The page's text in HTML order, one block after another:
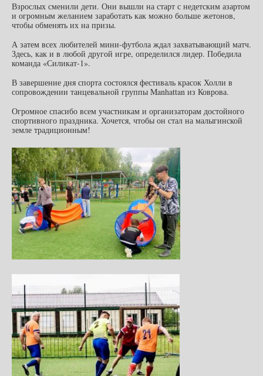
Взрослых сменили дети. Они вышли на старт с недетским азартом
и огромным желанием заработать как можно больше жетонов,
чтобы обменять их на призы.
А затем всех любителей мини-футбола ждал захватывающий матч.
Здесь, как и в любой другой игре, определился лидер. Победила
команда «Силикат-1».
В завершение дня спорта состоялся фестиваль красок Холли в
сопровождении танцевальной группы Manhattan из Коврова.
Огромное спасибо всем участникам и организаторам достойного
спортивного праздника. Хочется, чтобы он стал на малыгинской
земле традиционным!